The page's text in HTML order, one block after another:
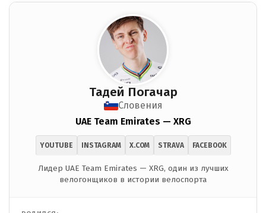
Тадей Погачар
Словения
UAE Team Emirates — XRG
YOUTUBE INSTAGRAM X.COM STRAVA FACEBOOK
Лидер UAE Team Emirates — XRG, один из лучших
велогонщиков в истории велоспорта